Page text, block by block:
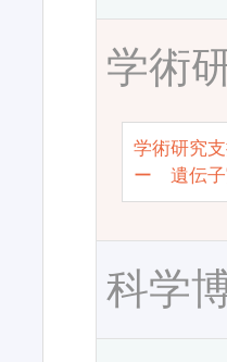
学術
学術研究
ー 遺伝子
科学